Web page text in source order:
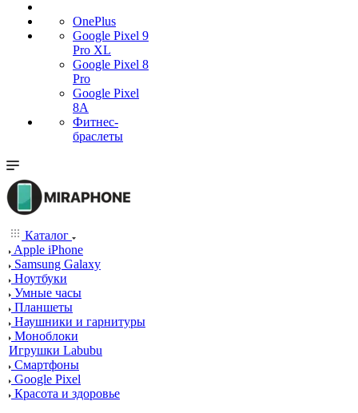
OnePlus
Google Pixel 9
Pro XL
Google Pixel 8
Pro
Google Pixel
8A
Фитнес-
браслеты
Каталог
Apple iPhone
Samsung Galaxy
Ноутбуки
Умные часы
Планшеты
Наушники и гарнитуры
Моноблоки
Игрушки Labubu
Смартфоны
Google Pixel
Красота и здоровье